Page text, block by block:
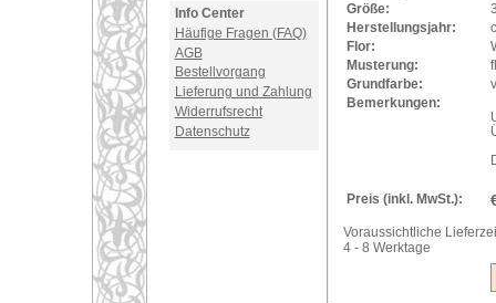
Info Center
Häufige Fragen (FAQ)
AGB
Bestellvorgang
Lieferung und Zahlung
Widerrufsrecht
Datenschutz
Größe:
Herstellungsjahr:
Flor:
Musterung:
Grundfarbe:
Bemerkungen:
Preis (inkl. MwSt.):
Voraussichtliche
4 - 8 Werktage